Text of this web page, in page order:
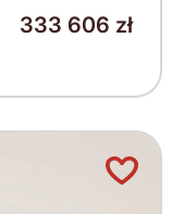
333 606 zł